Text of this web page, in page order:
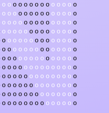
o o o o o o o o o o o o o o
o o o o o o o o o o o o o o
o o o o o o o o o o o o o o
o o o o o o o o o o o o o o
o o o o o o o o o o o o o o
o o o o o o o o o o o o o o
o o o o o o o o o o o o o o
o o o o o o o o o o o o o o
o o o o o o o o o o o o o o
o o o o o o o o o o o o o o
o o o o o o o o o o o o o o
o o o o o o o o o o o o o o